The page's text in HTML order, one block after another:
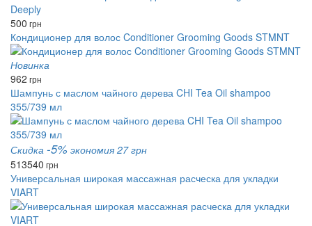
500 грн
Кондиционер для волос Conditioner Grooming Goods STMNT
Новинка
962 грн
Шампунь с маслом чайного дерева CHI Tea Oil shampoo
355/739 мл
Скидка -5% экономия 27 грн
513540 грн
Универсальная широкая массажная расческа для укладки
VIART